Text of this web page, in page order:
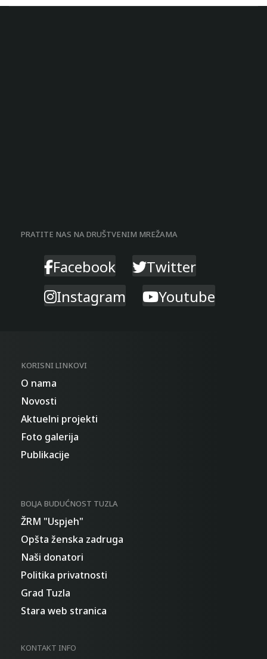
PRATITE NAS NA DRUŠTVENIM MREŽAMA
Facebook
Twitter
Instagram
Youtube
KORISNI LINKOVI
O nama
Novosti
Aktuelni projekti
Foto galerija
Publikacije
BOLJA BUDUĆNOST TUZLA
ŽRM "Uspjeh"
Opšta ženska zadruga
Naši donatori
Politika privatnosti
Grad Tuzla
Stara web stranica
KONTAKT INFO